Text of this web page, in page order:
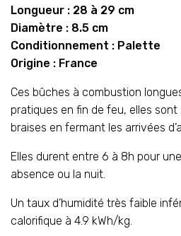
Longueur : 28 à 29 cm
Diamètre : 8.5 cm
Conditionnement : Palette
Origine : France
Ces bûches à combustion
pratiques en fin de feu, elles
braises en fermant les arrivées
Elles durent entre 6 à 8h pour
absence ou la nuit.
Un taux d’humidité très faible
calorifique à 4.9 kWh/kg.